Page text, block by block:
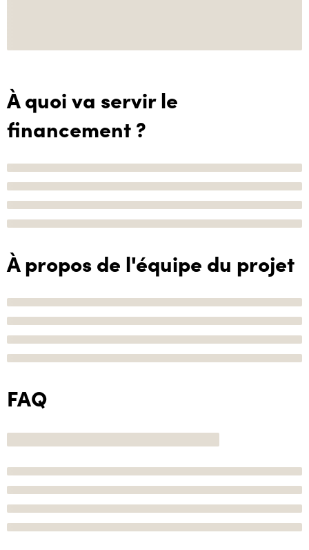
À quoi va servir le
financement ?
À propos de l'équipe du projet
FAQ